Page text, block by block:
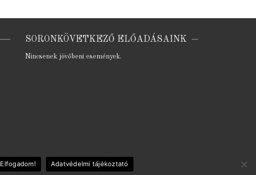
SORONKÖVETKEZŐ ELŐADÁSAINK
Nincsenek jövőbeni események.
Elfogadom! Adatvédelmi tájékoztató